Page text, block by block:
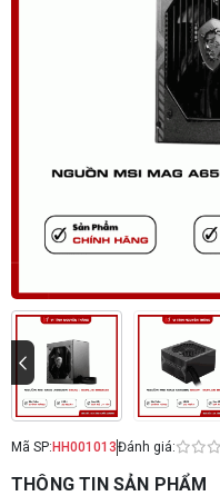
Mã SP: HH001013Đánh giá:
THÔNG TIN SẢN PHẨM